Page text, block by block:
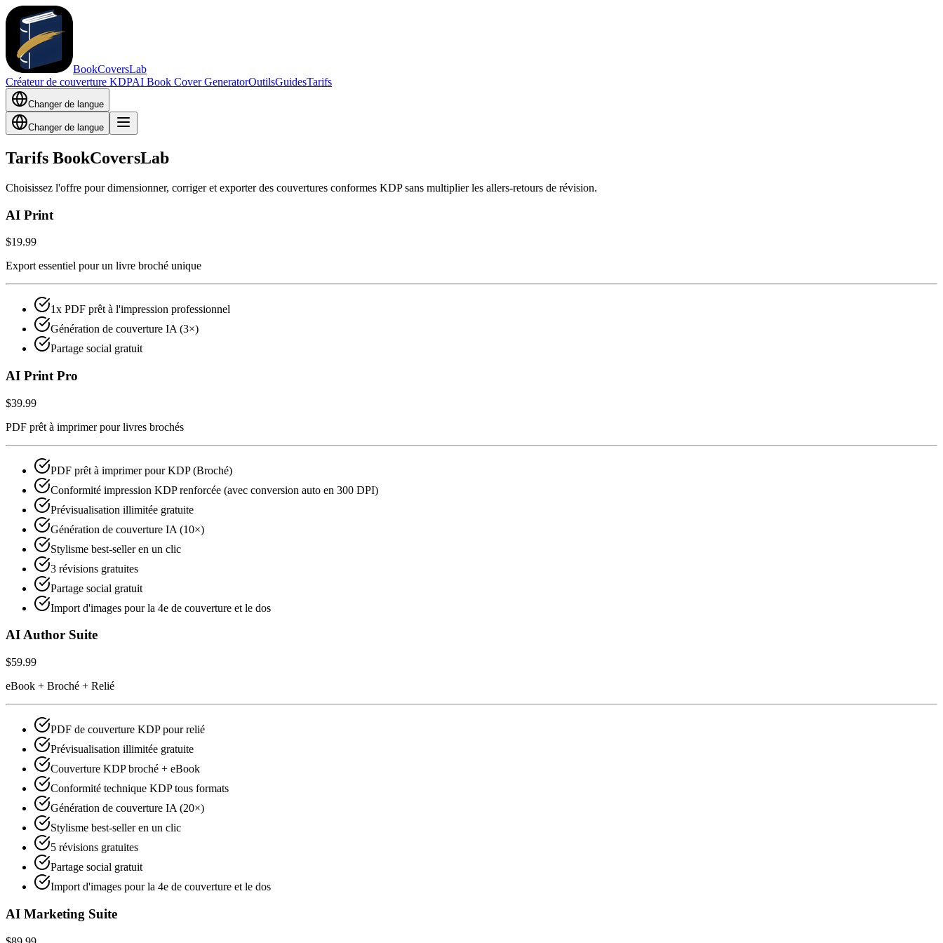
BookCoversLab
Créateur de couverture KDPAI Book Cover GeneratorOutilsGuidesTarifs
Changer de langue
Changer de langue
Tarifs BookCoversLab
Choisissez l'offre pour dimensionner, corriger et exporter des couvertures conformes KDP sans multiplier les allers-retours de révision.
AI Print
$19.99
Export essentiel pour un livre broché unique
1x PDF prêt à l'impression professionnel
Génération de couverture IA (3×)
Partage social gratuit
AI Print Pro
$39.99
PDF prêt à imprimer pour livres brochés
PDF prêt à imprimer pour KDP (Broché)
Conformité impression KDP renforcée (avec conversion auto en 300 DPI)
Prévisualisation illimitée gratuite
Génération de couverture IA (10×)
Stylisme best‑seller en un clic
3 révisions gratuites
Partage social gratuit
Import d'images pour la 4e de couverture et le dos
AI Author Suite
$59.99
eBook + Broché + Relié
PDF de couverture KDP pour relié
Prévisualisation illimitée gratuite
Couverture KDP broché + eBook
Conformité technique KDP tous formats
Génération de couverture IA (20×)
Stylisme best‑seller en un clic
5 révisions gratuites
Partage social gratuit
Import d'images pour la 4e de couverture et le dos
AI Marketing Suite